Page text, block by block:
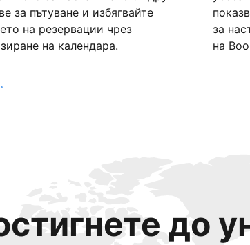
за пътуване и избягвайте
на резервации чрез
на календара.
за
на
днес
до